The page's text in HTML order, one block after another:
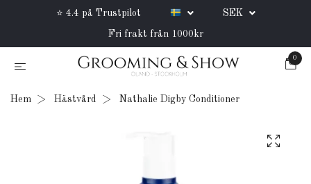
⭐ 4.4 på Trustpilot SEK
Fri frakt från 1000kr
0
Hem Hästvård Nathalie Digby Conditioner